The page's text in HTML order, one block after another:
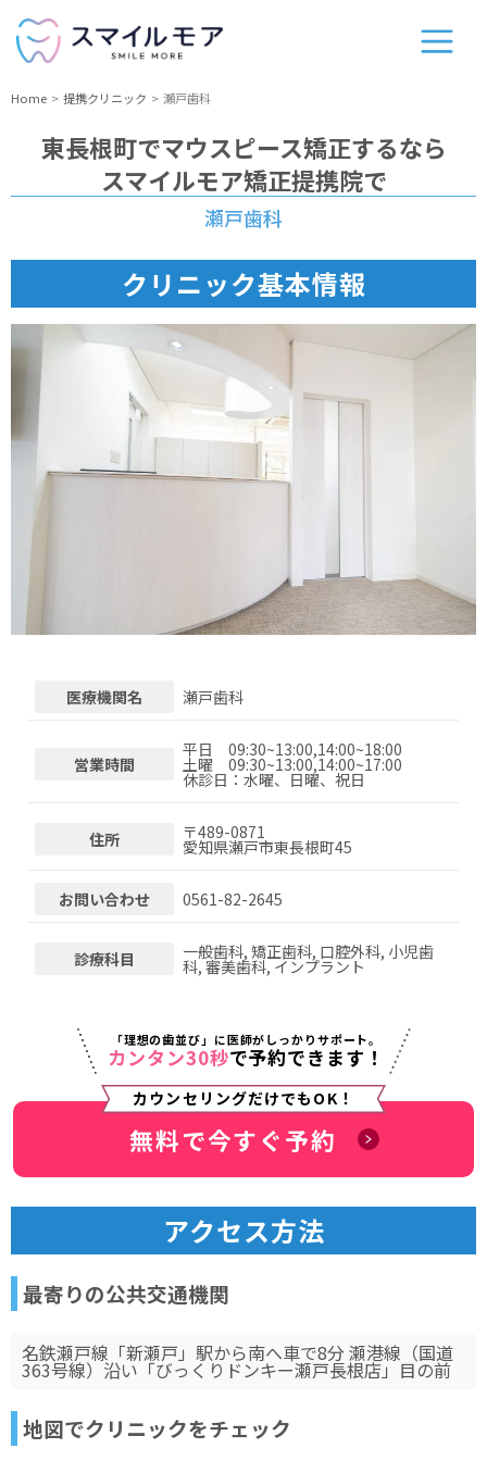
Home 提携クリニック 瀬戸歯科
東長根町でマウスピース矯正するなら
スマイルモア矯正提携院で
瀬戸歯科
クリニック基本情報
医療機関名 瀬戸歯科
営業時間
平日 09:30~13:00,14:00~18:00
土曜 09:30~13:00,14:00~17:00
休診日：水曜、日曜、祝日
住所 〒489-0871
愛知県瀬戸市東長根町45
お問い合わせ 0561-82-2645
診療科目 一般歯科, 矯正歯科, 口腔外科, 小児歯
科, 審美歯科, インプラント
「理想の歯並び」に医師がしっかりサポート。
カンタン30秒で予約できます！
カウンセリングだけでもOK！
無料で今すぐ予約
アクセス方法
最寄りの公共交通機関
名鉄瀬戸線「新瀬戸」駅から南へ車で8分 瀬港線（国道
363号線）沿い「びっくりドンキー瀬戸長根店」目の前
地図でクリニックをチェック